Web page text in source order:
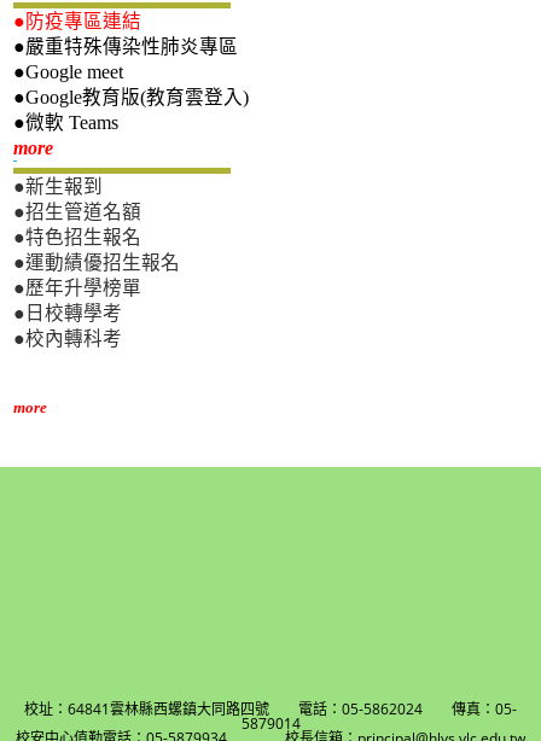
●防疫專區連結
●嚴重特殊傳染性肺炎專區
●Google meet
●Google教育版(教育雲登入)
●微軟 Teams
more新生專區
●新生報到
●招生管道名額
●特色招生報名
●運動績優招生報名
●歷年升學榜單
●日校轉學考
●校內轉科考
more
校址：64841雲林縣西螺鎮大同路四號 電話：05-5862024 傳真：05-
5879014